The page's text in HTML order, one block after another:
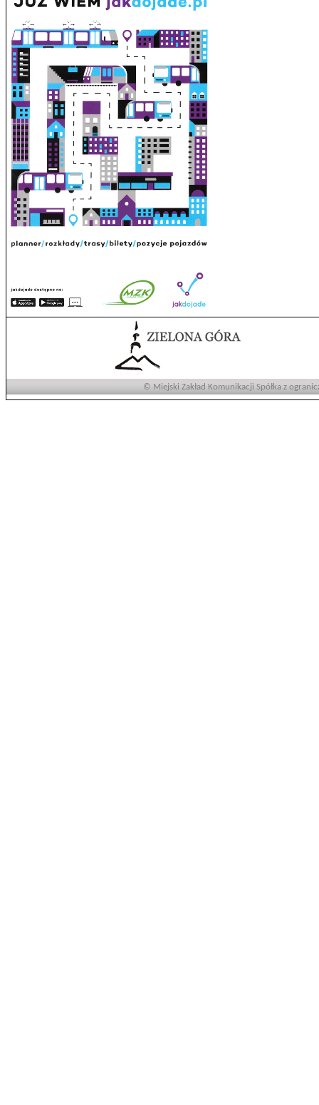
© Miejski Zakład Komunikacji Spółka z